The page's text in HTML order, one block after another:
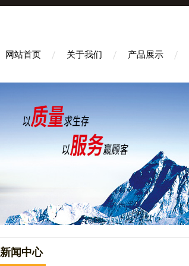
网站首页 关于我们 产品展示
新闻中心